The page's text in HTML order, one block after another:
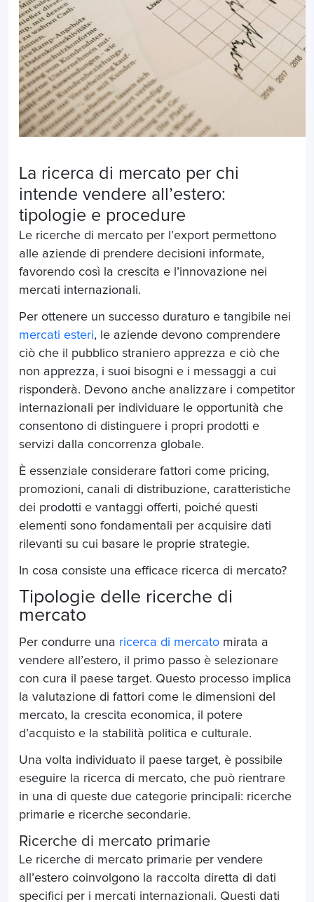
La ricerca di mercato per chi
intende vendere all’estero:
tipologie e procedure
Le ricerche di mercato per l’export permettono
alle aziende di prendere decisioni informate,
favorendo così la crescita e l’innovazione nei
mercati internazionali.
Per ottenere un successo duraturo e tangibile nei
mercati esteri, le aziende devono comprendere
ciò che il pubblico straniero apprezza e ciò che
non apprezza, i suoi bisogni e i messaggi a cui
risponderà. Devono anche analizzare i competitor
internazionali per individuare le opportunità che
consentono di distinguere i propri prodotti e
servizi dalla concorrenza globale.
È essenziale considerare fattori come pricing,
promozioni, canali di distribuzione, caratteristiche
dei prodotti e vantaggi offerti, poiché questi
elementi sono fondamentali per acquisire dati
rilevanti su cui basare le proprie strategie.
In cosa consiste una efficace ricerca di mercato?
Tipologie delle ricerche di
mercato
Per condurre una ricerca di mercato mirata a
vendere all’estero, il primo passo è selezionare
con cura il paese target. Questo processo implica
la valutazione di fattori come le dimensioni del
mercato, la crescita economica, il potere
d’acquisto e la stabilità politica e culturale.
Una volta individuato il paese target, è possibile
eseguire la ricerca di mercato, che può rientrare
in una di queste due categorie principali: ricerche
primarie e ricerche secondarie.
Ricerche di mercato primarie
Le ricerche di mercato primarie per vendere
all’estero coinvolgono la raccolta diretta di dati
specifici per i mercati internazionali. Questi dati